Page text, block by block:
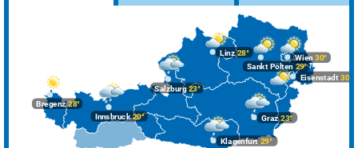
Bregenz28°
Graz23°
Innsbruck20°
Klagenfurt 29°
Linz28°
Salzburg23°
Wien 30°
Eisenstadt 30°
Sankt Pölten 29°